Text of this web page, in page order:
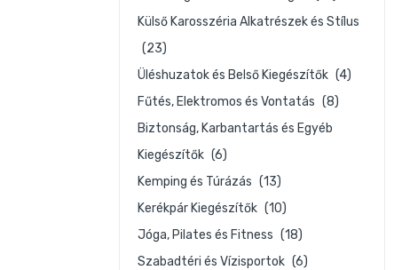
Külső Karosszéria Alkatrészek és Stílus
(23)
Üléshuzatok és Belső Kiegészítők (4)
Fűtés, Elektromos és Vontatás (8)
Biztonság, Karbantartás és Egyéb
Kiegészítők (6)
Kemping és Túrázás (13)
Kerékpár Kiegészítők (10)
Jóga, Pilates és Fitness (18)
Szabadtéri és Vízisportok (6)